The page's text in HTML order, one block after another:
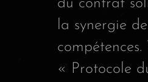
du contrat
la synergie
« Protocole